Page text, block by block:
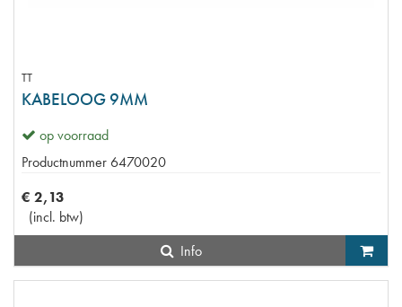
TT
KABELOOG 9MM
op voorraad
Productnummer 6470020
€ 2,13
(incl. btw)
Info